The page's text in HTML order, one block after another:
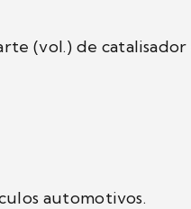
(vol.) de catalisador
automotivos.